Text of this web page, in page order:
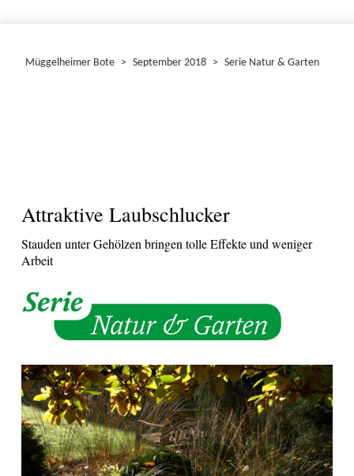
Müggelheimer Bote > September 2018 > Serie Natur & Garten
Attraktive Laubschlucker
Stauden unter Gehölzen bringen tolle Effekte und weniger
Arbeit